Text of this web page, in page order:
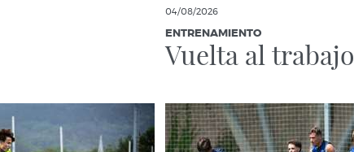
04/08/2026
ENTRENAMIENTO
Vuelta al trabajo